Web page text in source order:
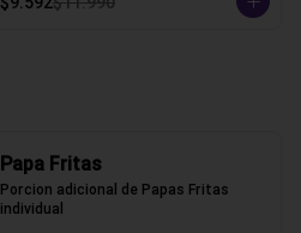
Papa Fritas
Porcion adicional de Papas Fritas
individual